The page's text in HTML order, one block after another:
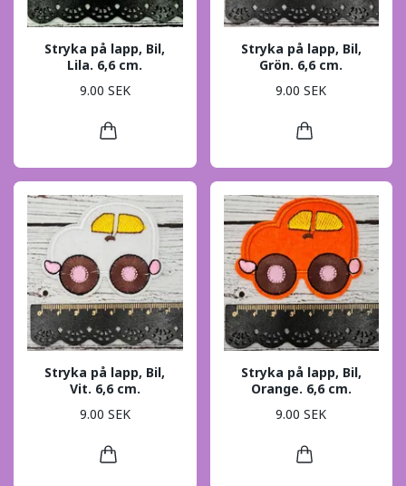
Stryka på lapp, Bil,
Lila. 6,6 cm.
9.00 SEK
Stryka på lapp, Bil,
Grön. 6,6 cm.
9.00 SEK
Stryka på lapp, Bil,
Vit. 6,6 cm.
9.00 SEK
Stryka på lapp, Bil,
Orange. 6,6 cm.
9.00 SEK